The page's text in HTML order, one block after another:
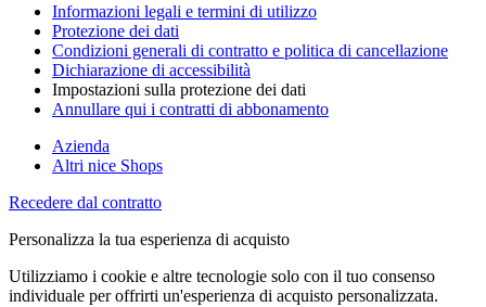
Informazioni legali e termini di utilizzo
Protezione dei dati
Condizioni generali di contratto e politica di cancellazione
Dichiarazione di accessibilità
Impostazioni sulla protezione dei dati
Annullare qui i contratti di abbonamento
Azienda
Altri nice Shops
Recedere dal contratto
Personalizza la tua esperienza di acquisto
Utilizziamo i cookie e altre tecnologie solo con il tuo consenso
individuale per offrirti un'esperienza di acquisto personalizzata.